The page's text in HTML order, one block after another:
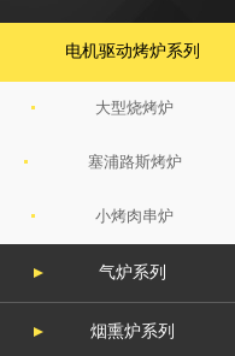
电机驱动烤炉系列
大型烧烤炉
塞浦路斯烤炉
小烤肉串炉
气炉系列
烟熏炉系列